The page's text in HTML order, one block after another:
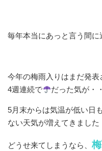
毎年本当にあっと言う間に
今年の梅雨入りはまだ発
4週連続で
だった気が・
5月末からは気温が低い日
ない天気が増えてきました
どうせ来てしまうなら、